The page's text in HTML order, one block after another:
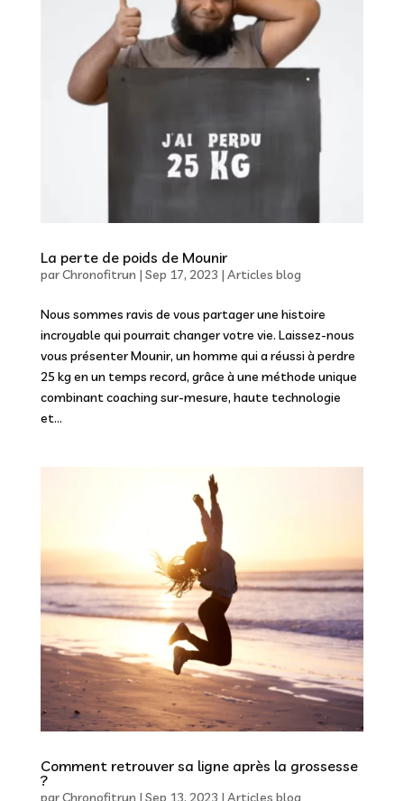
La perte de poids de Mounir
parChronofitrun | Sep 17, 2023 | Articles blog
Nous sommes ravis de vous partager une histoire
incroyable qui pourrait changer votre vie. Laissez-nous
vous présenter Mounir, un homme qui a réussi à perdre
25 kg en un temps record, grâce à une méthode unique
combinant coaching sur-mesure, haute technologie
et...
Comment retrouver sa ligne après la grossesse
?
parChronofitrun | Sep 13, 2023 | Articles blog